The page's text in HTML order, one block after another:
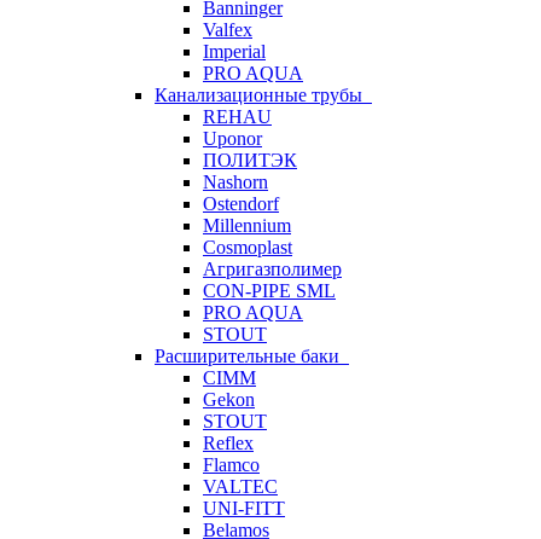
Banninger
Valfex
Imperial
PRO AQUA
Канализационные трубы
REHAU
Uponor
ПОЛИТЭК
Nashorn
Ostendorf
Millennium
Cosmoplast
Агригазполимер
CON-PIPE SML
PRO AQUA
STOUT
Расширительные баки
CIMM
Gekon
STOUT
Reflex
Flamco
VALTEC
UNI-FITT
Belamos